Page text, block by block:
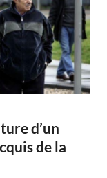
d’un
de la